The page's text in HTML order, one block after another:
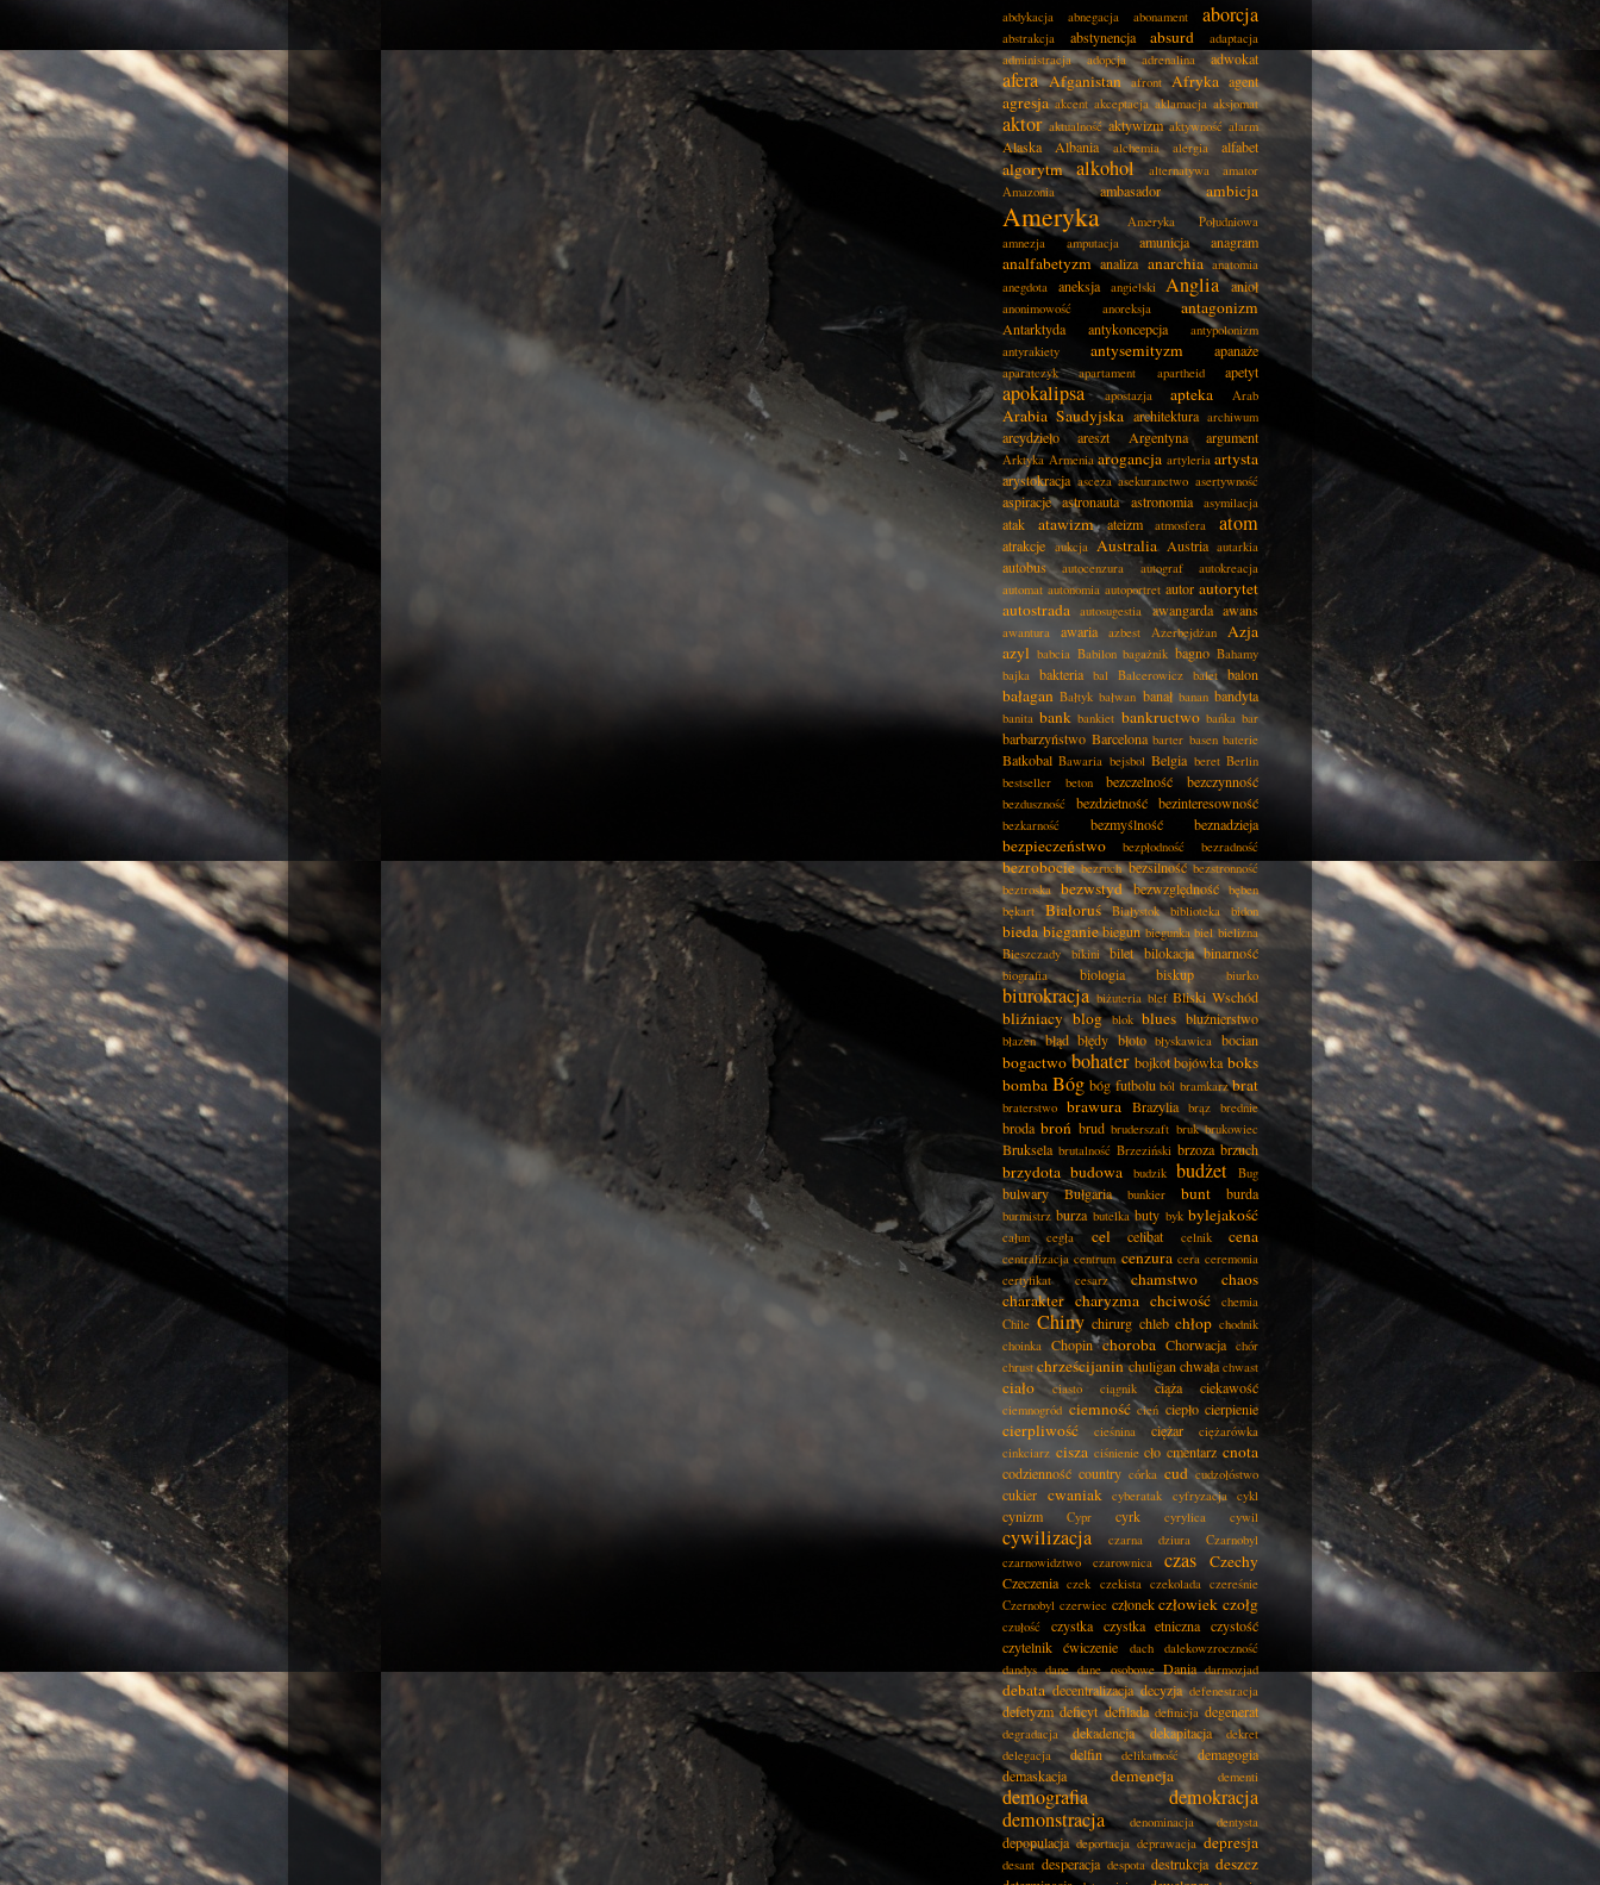
abdykacja abnegacja abonament aborcja
abstrakcja abstynencja absurd
adaptacja
administracja
adopcja adrenalina adwokat
afera Afganistan afront Afryka agent
agresja akcent akceptacja aklamacja aksjomat
aktor aktualność aktywizm aktywność alarm
Alaska Albania alchemia alergia alfabet
algorytm alkohol alternatywa
amator
Amazonia
ambasador ambicja
Ameryka
Ameryka Południowa
amnezja
amputacja amunicja anagram
analfabetyzm analiza anarchia anatomia
anegdota
aneksja angielski Anglia anioł
anonimowość anoreksja antagonizm
Antarktyda antykoncepcja
antypolonizm
antyrakiety
antysemityzm apanaże
aparatczyk apartament apartheid apetyt
apokalipsa apostazja apteka Arab
Arabia Saudyjska architektura archiwum
arcydzieło areszt Argentyna argument
Arktyka Armenia arogancja artyleria artysta
arystokracja asceza asekuranctwo asertywność
aspiracje astronauta astronomia asymilacja
atak atawizm ateizm atmosfera atom
atrakcje aukcja Australia Austria autarkia
autobus autocenzura autograf
autokreacja
automat autonomia autoportret autor autorytet
autostrada autosugestia awangarda awans
awantura awaria azbest Azerbejdżan
Azja
azyl babcia Babilon bagażnik bagno Bahamy
bajka bakteria bal Balcerowicz balet balon
bałagan Bałtyk bałwan banał banan bandyta
banita bank bankiet bankructwo bańka bar
barbarzyństwo Barcelona barter basen baterie
Batkobal Bawaria bejsbol Belgia beret Berlin
bestseller
beton bezczelność bezczynność
bezduszność bezdzietność bezinteresowność
bezkarność bezmyślność beznadzieja
bezpieczeństwo bezpłodność bezradność
bezrobocie bezruch bezsilność bezstronność
beztroska bezwstyd bezwzględność bęben
bękart
Białoruś Białystok biblioteka bidon
bieda bieganie biegun biegunka biel bielizna
Bieszczady
bikini bilet bilokacja binarność
biografia biologia biskup biurko
biurokracja biżuteria blef Bliski Wschód
bliźniacy blog blok blues bluźnierstwo
błazen błąd błędy błoto błyskawica bocian
bogactwo bohater bojkot bojówka boks
bomba Bóg bóg futbolu ból bramkarz brat
braterstwo brawura Brazylia brąz brednie
broda broń brud bruderszaft bruk brukowiec
Bruksela brutalność Brzeziński brzoza brzuch
brzydota budowa budzik budżet Bug
bulwary Bułgaria bunkier bunt burda
burmistrz burza butelka buty byk bylejakość
całun cegła cel celibat celnik cena
centralizacja centrum cenzura cera ceremonia
certyfikat
cesarz chamstwo
chaos
charakter charyzma chciwość
chemia
Chile Chiny chirurg chleb chłop chodnik
choinka Chopin choroba Chorwacja chór
chrust chrześcijanin chuligan chwała chwast
ciało ciasto ciągnik ciąża ciekawość
ciemnogród ciemność cień ciepło cierpienie
cierpliwość cieśnina ciężar
ciężarówka
cinkciarz cisza ciśnienie cło cmentarz cnota
codzienność country córka cud cudzołóstwo
cukier cwaniak cyberatak cyfryzacja cykl
cynizm Cypr cyrk cyrylica cywil
cywilizacja czarna dziura
Czarnobyl
czarnowidztwo
czarownica czas Czechy
Czeczenia czek czekista czekolada czereśnie
Czernobyl czerwiec członek człowiek czołg
czułość czystka czystka etniczna czystość
czytelnik ćwiczenie dach
dalekowzroczność
dandys dane dane osobowe Dania darmozjad
debata decentralizacja decyzja defenestracja
defetyzm deficyt defilada definicja degenerat
degradacja dekadencja dekapitacja
dekret
delegacja
delfin delikatność
demagogia
demaskacja
demencja dementi
demografia
demokracja
demonstracja
denominacja dentysta
depopulacja deportacja deprawacja depresja
desant desperacja despota destrukcja deszcz